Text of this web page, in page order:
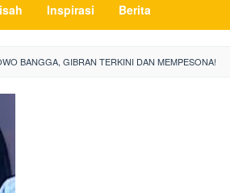
Inspirasi Berita
BANGGA, GIBRAN TERKINI DAN MEMPESONA!